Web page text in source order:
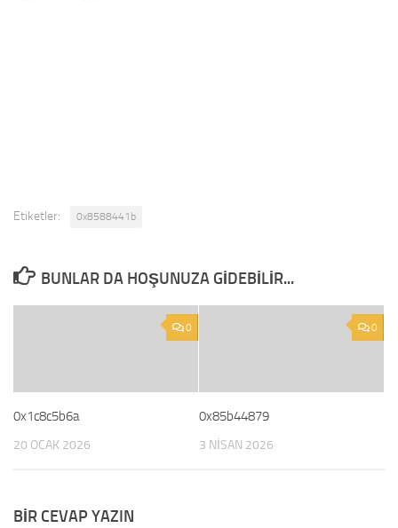
Etiketler: 0x8588441b
BUNLAR DA HOŞUNUZA GIDEBILIR...
0
0x1c8c5b6a
20 OCAK 2026
0
0x85b44879
3 NISAN 2026
BIR CEVAP YAZIN